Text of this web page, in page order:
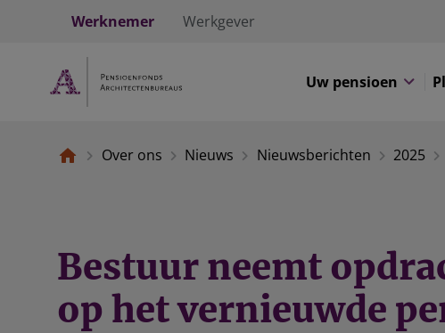
Werknemer Werkgever
Uw pensioen
Over ons Nieuws Nieuwsberichten 2025
Bestuur neemt
op het vernieuwde